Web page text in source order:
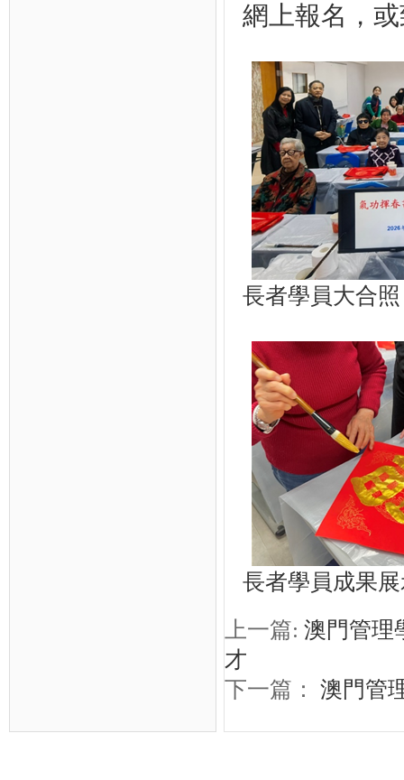
網上報名，
長者學員大合照
長者學員成果
上一篇: 澳門管理
才
下一篇： 澳門管